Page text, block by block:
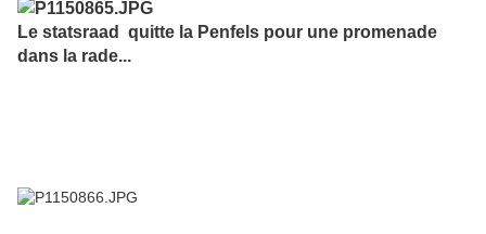
Le statsraad quitte la Penfels pour une promenade
dans la rade...